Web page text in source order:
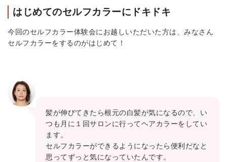
はじめてのセルフカラーにドキドキ
今回のセルフカラー体験会にお越しいただいた方は、みなさん
セルフカラーをするのがはじめて！
髪が伸びてきたら根元の白髪が気になるので、い
つも月に１回サロンに行ってヘアカラーをしてい
ます。
セルフカラーができるようになったら便利だなと
思ってずっと気になっていたんです。